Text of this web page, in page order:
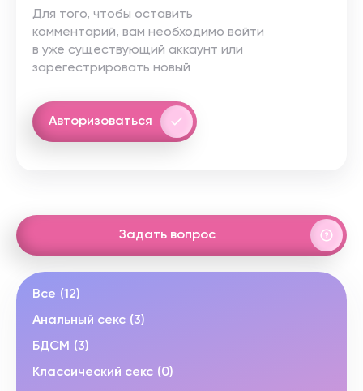
Для того, чтобы оставить
комментарий, вам необходимо войти
в уже существующий аккаунт или
зарегестрировать новый
Авторизоваться
Задать вопрос
Все (12)
Анальный секс (3)
БДСМ (3)
Классический секс (0)